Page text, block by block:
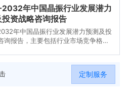
年中国晶振行业发展潜力
资战略咨询报告
年中国晶振行业发展潜力预测及投
询报告，主要包括行业市场竞争格
定制服务